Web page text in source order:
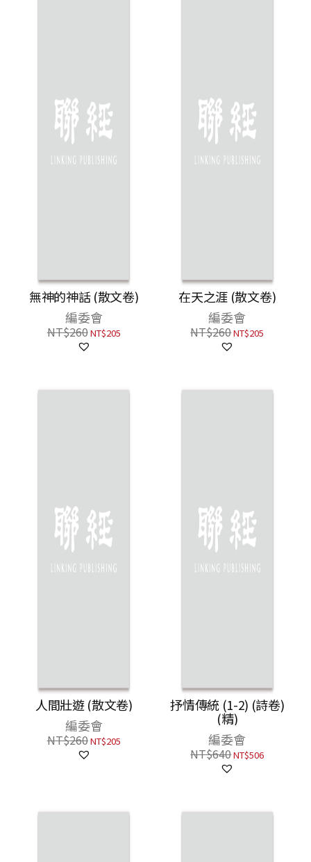
無神的神話 (散文卷)
編委會
NT$260NT$205
在天之涯 (散文卷)
編委會
NT$260NT$205
人間壯遊 (散文卷)
編委會
NT$260NT$205
抒情傳統 (1-2) (詩卷)
(精)
編委會
NT$640NT$506